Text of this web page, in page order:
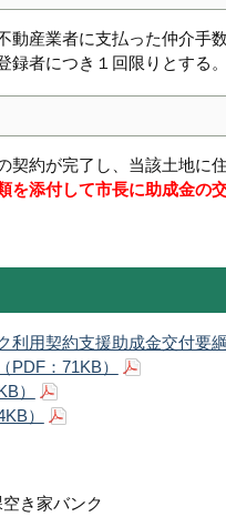
動産業者に支払った仲介手
録者につき１回限りとする。
契約が完了し、当該土地に
を添付して市長に助成金の
利用契約支援助成金交付要
PDF：71KB）
）
）
き家バンク